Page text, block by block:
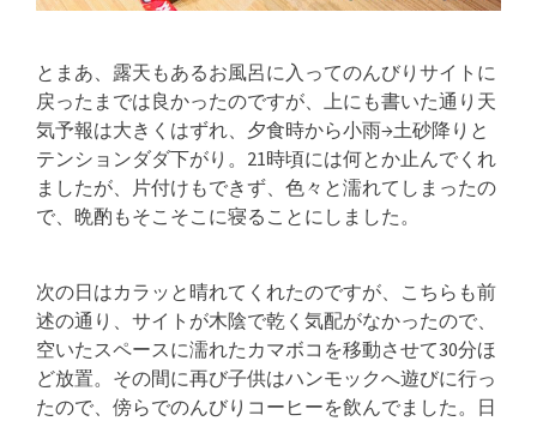
とまあ、露天もあるお風呂に入ってのんびりサイトに
戻ったまでは良かったのですが、上にも書いた通り天
気予報は大きくはずれ、夕食時から小雨→土砂降りと
テンションダダ下がり。21時頃には何とか止んでくれ
ましたが、片付けもできず、色々と濡れてしまったの
で、晩酌もそこそこに寝ることにしました。
次の日はカラッと晴れてくれたのですが、こちらも前
述の通り、サイトが木陰で乾く気配がなかったので、
空いたスペースに濡れたカマボコを移動させて30分ほ
ど放置。その間に再び子供はハンモックへ遊びに行っ
たので、傍らでのんびりコーヒーを飲んでました。日